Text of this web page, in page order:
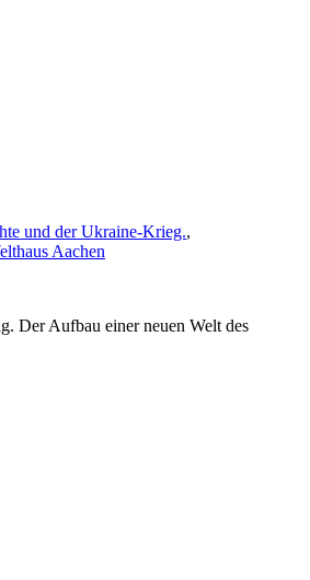
und der Ukraine‐Krieg.,
Aachen
Der Aufbau einer neuen Welt des